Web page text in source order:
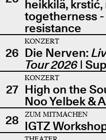
heikkilä,
togetherness
resistance
26
KONZERT
Die Nerven:
Tour 2026|
27
KONZERT
High on the
Noo Yelbek &
28
ZUM MITMACHEN
IGTZ